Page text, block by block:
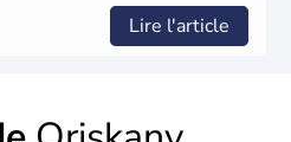
Lire l'article